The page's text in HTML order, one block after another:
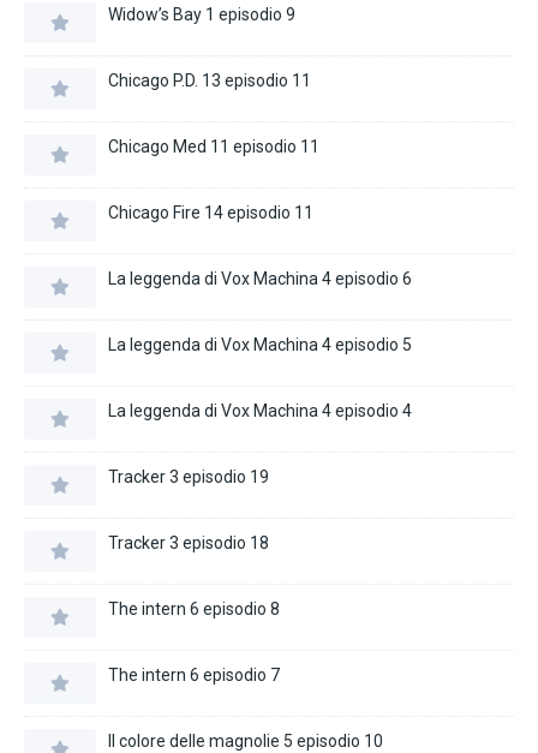
Widow’s Bay 1 episodio 9
Chicago P.D. 13 episodio 11
Chicago Med 11 episodio 11
Chicago Fire 14 episodio 11
La leggenda di Vox Machina 4 episodio 6
La leggenda di Vox Machina 4 episodio 5
La leggenda di Vox Machina 4 episodio 4
Tracker 3 episodio 19
Tracker 3 episodio 18
The intern 6 episodio 8
The intern 6 episodio 7
Il colore delle magnolie 5 episodio 10